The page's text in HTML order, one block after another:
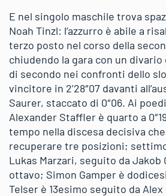
E nel singolo maschile trova
Noah Tinzl: l’azzurro è abile a
terzo posto nel corso della
chiudendo la gara con un
di secondo nei confronti dello
vincitore in 2’28″07 davanti
Saurer, staccato di 0″06. Ai
Alexander Staffler è quarto a
tempo nella discesa decisiva
recuperare tre posizioni;
Lukas Marzari, seguito da Jakob
ottavo; Simon Gamper è
Telser è 13esimo seguito da